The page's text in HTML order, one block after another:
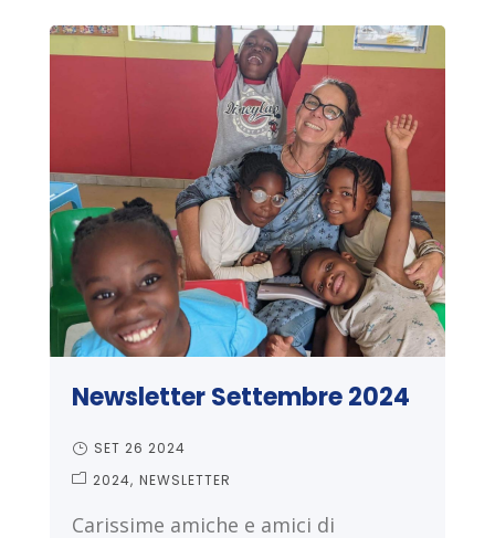
Newsletter Settembre 2024
SET 26 2024
2024 NEWSLETTER
Carissime amiche e amici di